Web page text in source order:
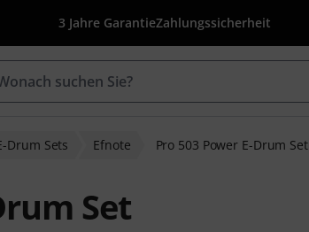
3 Jahre GarantieZahlungssicherheit
Drum Sets Efnote Pro 503 Power E-Drum Set
Set